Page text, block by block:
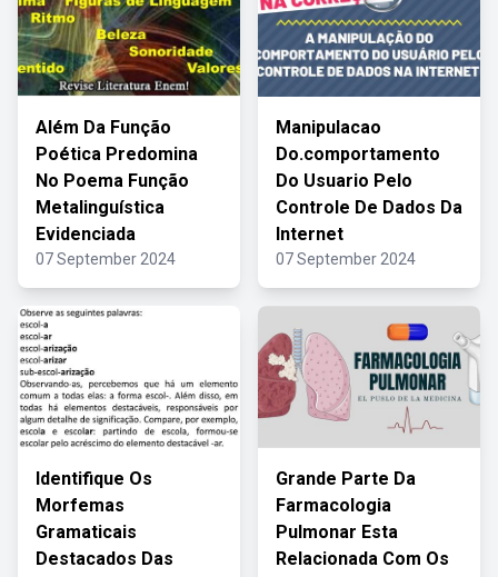
Além Da Função
Poética Predomina
No Poema Função
Metalinguística
Evidenciada
07 September 2024
Manipulacao
Do.comportamento
Do Usuario Pelo
Controle De Dados Da
Internet
07 September 2024
Identifique Os
Morfemas
Gramaticais
Destacados Das
Grande Parte Da
Farmacologia
Pulmonar Esta
Relacionada Com Os